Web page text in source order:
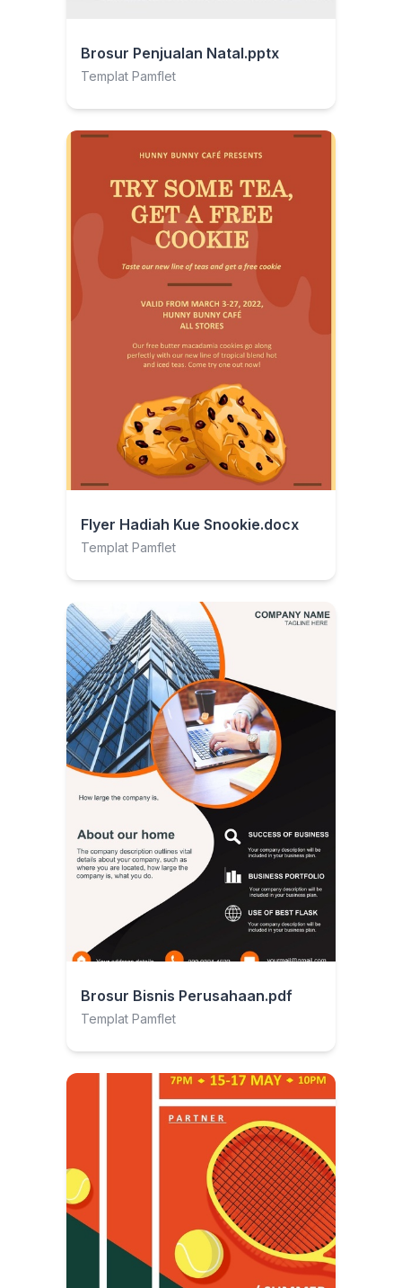
Brosur Penjualan Natal.pptx
Templat Pamflet
Flyer Hadiah Kue Snookie.docx
Templat Pamflet
Brosur Bisnis Perusahaan.pdf
Templat Pamflet